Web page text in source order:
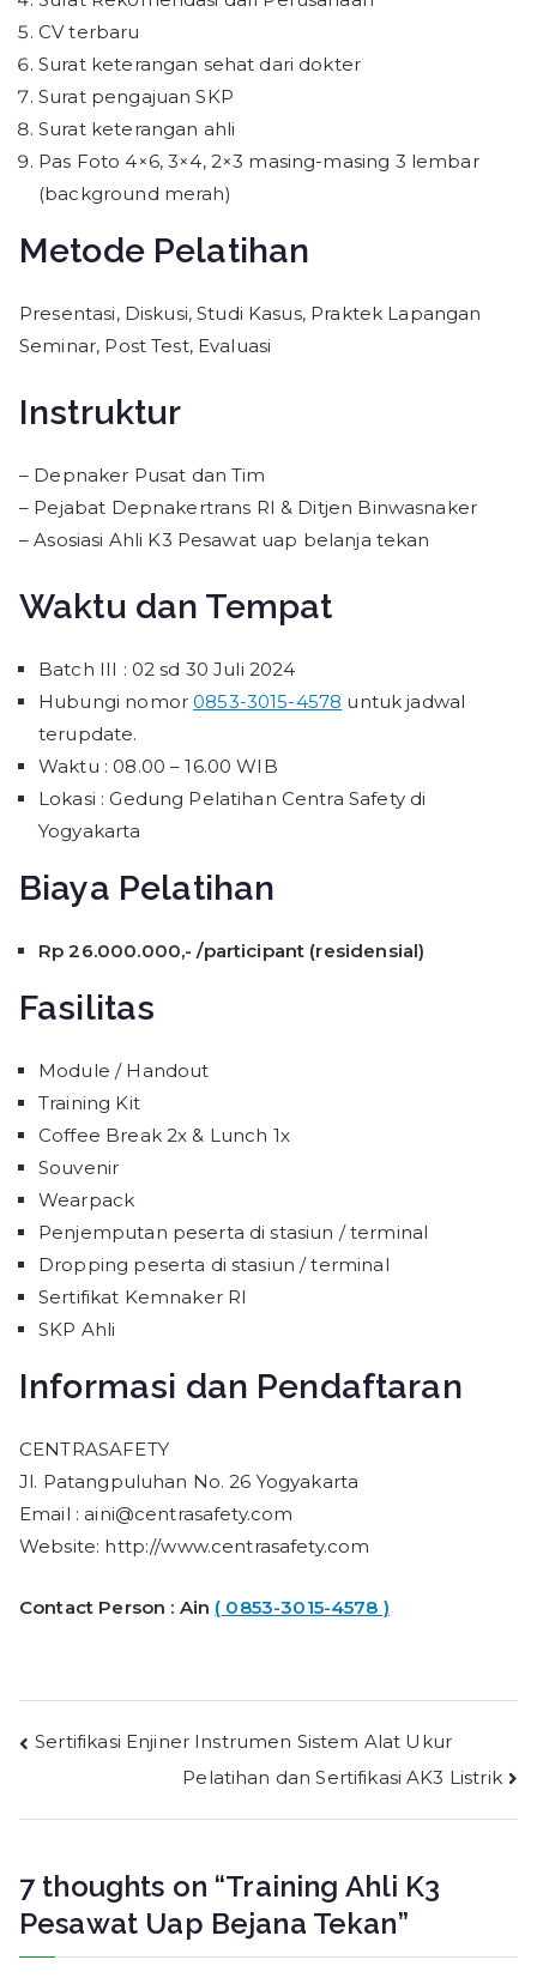
CV terbaru
Surat keterangan sehat dari dokter
Surat pengajuan SKP
Surat keterangan ahli
Pas Foto 4×6, 3×4, 2×3 masing-masing 3 lembar
(background merah)
Metode Pelatihan
Presentasi, Diskusi, Studi Kasus, Praktek Lapangan
Seminar, Post Test, Evaluasi
Instruktur
– Depnaker Pusat dan Tim
– Pejabat Depnakertrans RI & Ditjen Binwasnaker
– Asosiasi Ahli K3 Pesawat uap belanja tekan
Waktu dan Tempat
Batch III : 02 sd 30 Juli 2024
Hubungi nomor0853-3015-4578 untuk jadwal
terupdate.
Waktu : 08.00 – 16.00 WIB
Lokasi : Gedung Pelatihan Centra Safety di
Yogyakarta
Biaya Pelatihan
Rp 26.000.000,- /participant (residensial)
Fasilitas
Module / Handout
Training Kit
Coffee Break 2x & Lunch 1x
Souvenir
Wearpack
Penjemputan peserta di stasiun / terminal
Dropping peserta di stasiun / terminal
Sertifikat Kemnaker RI
SKP Ahli
Informasi dan Pendaftaran
CENTRASAFETY
Jl. Patangpuluhan No. 26 Yogyakarta
Email : aini@centrasafety.com
Website: http://www.centrasafety.com
Contact Person : Ain ( 0853-3015-4578 )
Post
navigation
Sertifikasi Enjiner Instrumen Sistem Alat Ukur
Pelatihan dan Sertifikasi AK3 Listrik
7 thoughts on “Training Ahli K3
Pesawat Uap Bejana Tekan”